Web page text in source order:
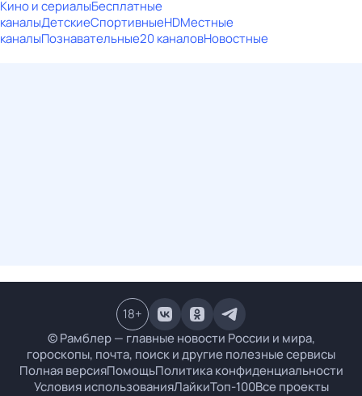
Кино и сериалыБесплатные
каналыДетскиеСпортивныеHDМестные
каналыПознавательные20 каналовНовостные
© Рамблер — главные новости России и мира,
гороскопы, почта, поиск и другие полезные сервисы
Полная версияПомощьПолитика конфиденциальности
Условия использованияЛайкиТоп-100Все проекты
18+